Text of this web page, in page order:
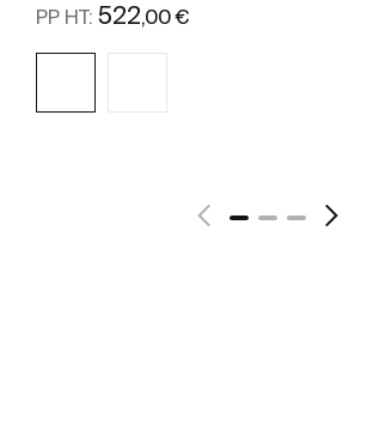
PP HT: 522,00 €